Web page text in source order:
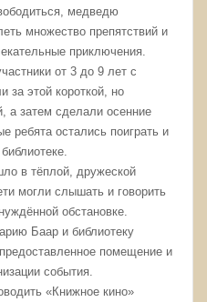
медведю
множество препятствий и
приключения.
от 3 до 9 лет с
за этой короткой, но
а затем сделали осенние
ребята остались поиграть и
в тёплой, дружеской
могли слышать и говорить
обстановке.
Баар и библиотеку
помещение и
события.
«Книжное кино»